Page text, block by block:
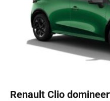
Renault Clio